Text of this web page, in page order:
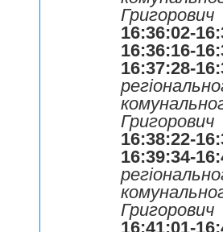
Григорович
16:36:02-
16:36:16-
16:37:28-
Григорович
16:38:22-
16:39:34-
Григорович
16:41:01-